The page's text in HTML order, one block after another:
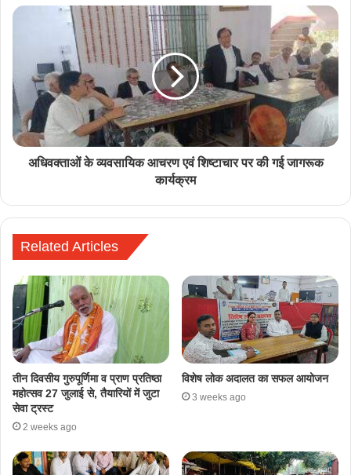
अधिवक्ताओं के व्यवसायिक आचरण एवं शिष्टाचार पर की गई जागरूक
कार्यक्रम
Related Articles
तीन दिवसीय गुरुपूर्णिमा व प्राण प्रतिष्ठा
महोत्सव 27 जुलाई से, तैयारियों में जुटा
सेवा ट्रस्ट
2 weeks ago
विशेष लोक अदालत का सफल आयोजन
3 weeks ago